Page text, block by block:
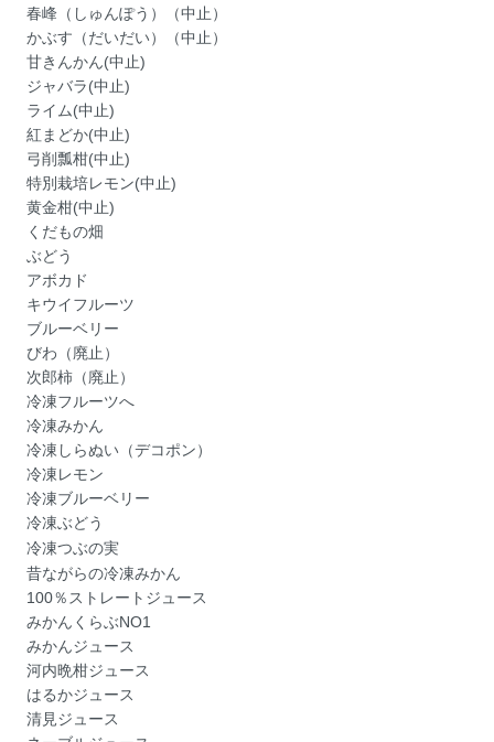
春峰（しゅんぽう）（中止）
かぶす（だいだい）（中止）
甘きんかん(中止)
ジャバラ(中止)
ライム(中止)
紅まどか(中止)
弓削瓢柑(中止)
特別栽培レモン(中止)
黄金柑(中止)
くだもの畑
ぶどう
アボカド
キウイフルーツ
ブルーベリー
びわ（廃止）
次郎柿（廃止）
冷凍フルーツへ
冷凍みかん
冷凍しらぬい（デコポン）
冷凍レモン
冷凍ブルーベリー
冷凍ぶどう
冷凍つぶの実
昔ながらの冷凍みかん
100％ストレートジュース
みかんくらぶNO1
みかんジュース
河内晩柑ジュース
はるかジュース
清見ジュース